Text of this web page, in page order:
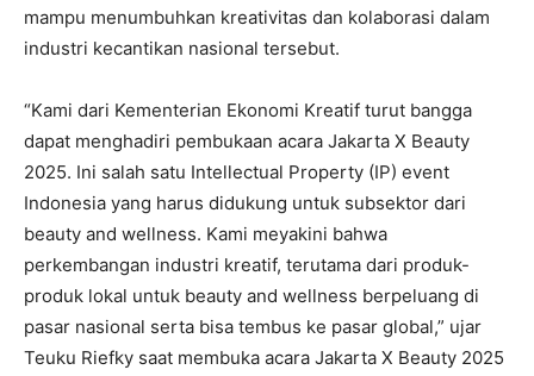
mampu menumbuhkan kreativitas dan kolaborasi dalam
industri kecantikan nasional tersebut.
“Kami dari Kementerian Ekonomi Kreatif turut bangga
dapat menghadiri pembukaan acara Jakarta X Beauty
2025. Ini salah satu Intellectual Property (IP) event
Indonesia yang harus didukung untuk subsektor dari
beauty and wellness. Kami meyakini bahwa
perkembangan industri kreatif, terutama dari produk-
produk lokal untuk beauty and wellness berpeluang di
pasar nasional serta bisa tembus ke pasar global,” ujar
Teuku Riefky saat membuka acara Jakarta X Beauty 2025